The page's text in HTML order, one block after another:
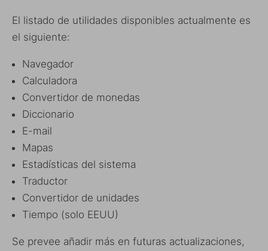
El listado de utilidades disponibles actualmente es
el siguiente:
Navegador
Calculadora
Convertidor de monedas
Diccionario
E-mail
Mapas
Estadísticas del sistema
Traductor
Convertidor de unidades
Tiempo (solo EEUU)
Se prevee añadir más en futuras actualizaciones,